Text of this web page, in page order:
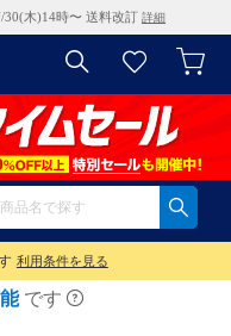
30(木)14時〜 送料改訂 詳細
利用条件を見る
です